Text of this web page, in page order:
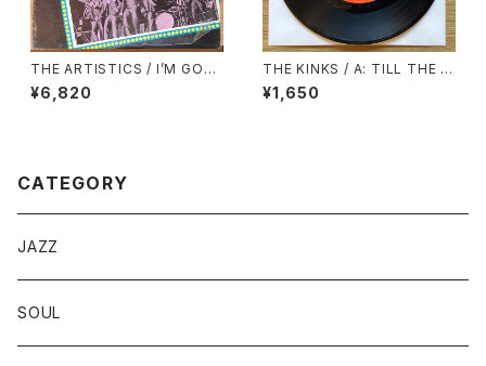
THE ARTISTICS / I’M GON
NA MISS YOU
¥6,820
THE KINKS / A: TILL THE E
ND OF THE DAY / B: WHER
E HAVE ALL THE GOOD TI
¥1,650
CATEGORY
JAZZ
SOUL